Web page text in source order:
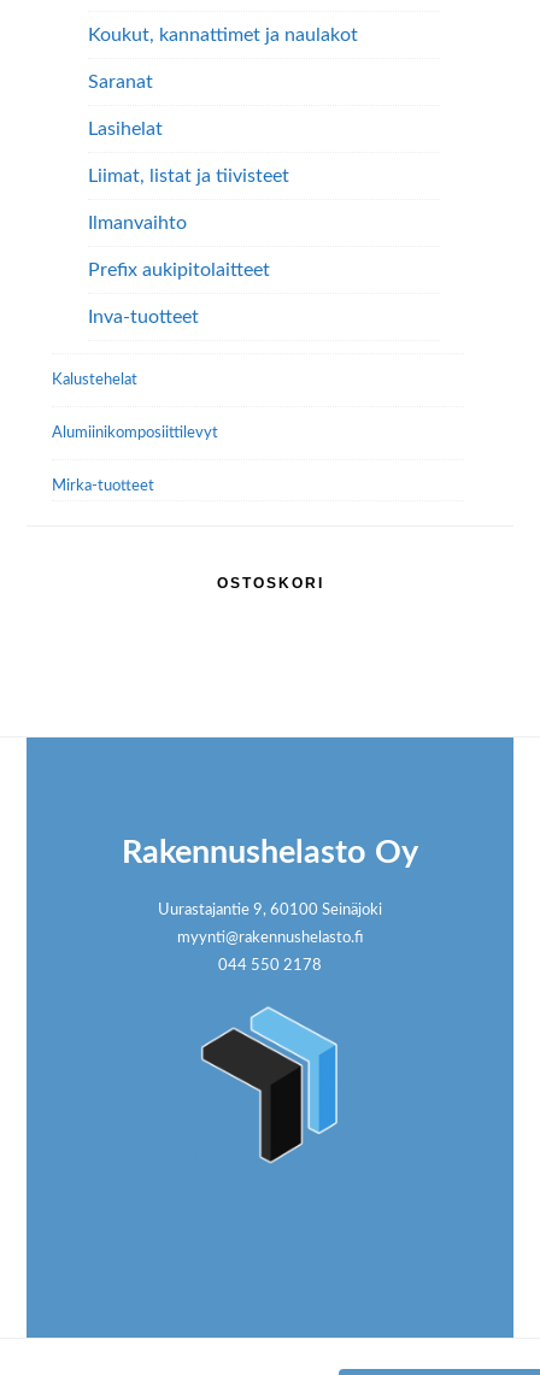
Koukut, kannattimet ja naulakot
Saranat
Lasihelat
Liimat, listat ja tiivisteet
Ilmanvaihto
Prefix aukipitolaitteet
Inva-tuotteet
Kalustehelat
Alumiini­komposiitti­levyt
Mirka-tuotteet
OSTOSKORI
Rakennushelasto Oy
Uurastajantie 9, 60100 Seinäjoki
myynti@rakennushelasto.fi
044 550 2178